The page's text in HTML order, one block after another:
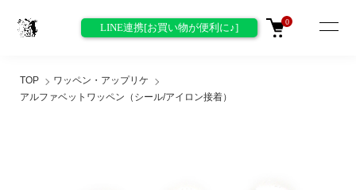
LINE連携[お買い物が便利に♪] 0
TOP
ワッペン・アップリケ
アルファベットワッペン（シール/アイロン接着）